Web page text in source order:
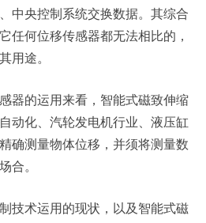
中央控制系统交换数据。其综合
任何位移传感器都无法相比的，
用途。
的运用来看，智能式磁致伸缩
动化、汽轮发电机行业、液压缸
确测量物体位移，并须将测量数
合。
术运用的现状，以及智能式磁